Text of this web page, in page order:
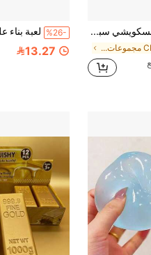
ألعاب شيلينج السكويشي سبلوت سبلاتبلات لتخفيف التوتر، كرة ضغط فائقة النعومة بطيئة الارتداد، لعبة يدوية لتخفيف القلق على مكتب المكتب
في CPC مجموعات الحرف اليدوية الأخرى للأطفال
%26-
13.27